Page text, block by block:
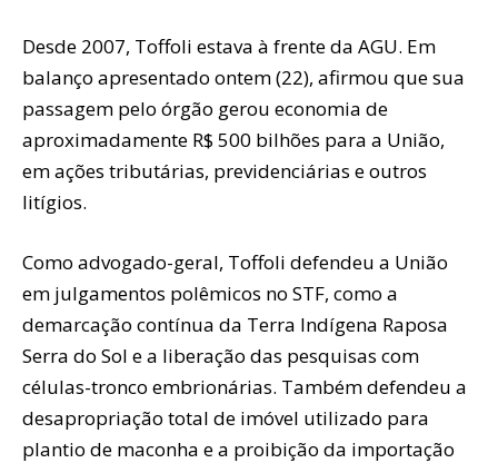
Desde 2007, Toffoli estava à frente da AGU. Em
balanço apresentado ontem (22), afirmou que sua
passagem pelo órgão gerou economia de
aproximadamente R$ 500 bilhões para a União,
em ações tributárias, previdenciárias e outros
litígios.
Como advogado-geral, Toffoli defendeu a União
em julgamentos polêmicos no STF, como a
demarcação contínua da Terra Indígena Raposa
Serra do Sol e a liberação das pesquisas com
células-tronco embrionárias. Também defendeu a
desapropriação total de imóvel utilizado para
plantio de maconha e a proibição da importação